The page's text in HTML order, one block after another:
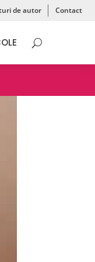
de autor Contact